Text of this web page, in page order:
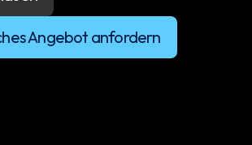
Angebot anfordern